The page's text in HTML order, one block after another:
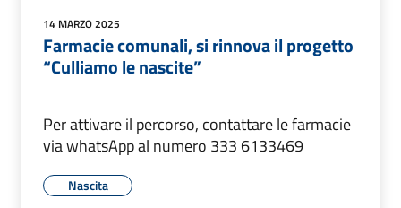
14 MARZO 2025
Farmacie comunali, si rinnova il progetto
“Culliamo le nascite”
Per attivare il percorso, contattare le farmacie
via whatsApp al numero 333 6133469
Nascita